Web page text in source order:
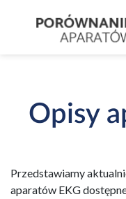
Opisy
Przedstawiamy
aparatów EKG